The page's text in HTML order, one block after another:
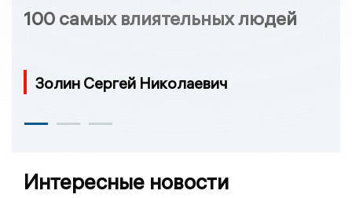
100 самых влиятельных людей
Золин Сергей Николаевич
Интересные новости